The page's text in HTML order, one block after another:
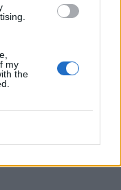
my
the